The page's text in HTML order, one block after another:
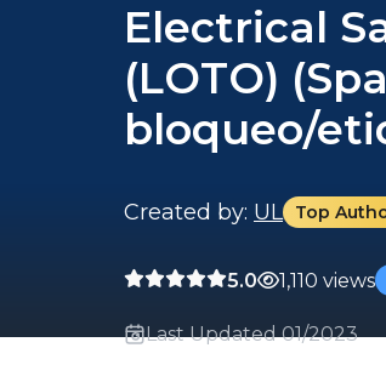
Electrical
(LOTO)
bloqueo/
Created by: UL Top
5.0 1,110 views
Last Updated 01/2023